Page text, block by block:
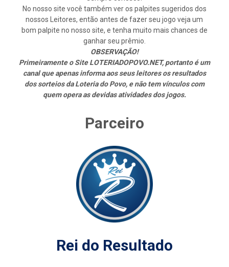
No nosso site você também ver os palpites sugeridos dos
nossos Leitores, então antes de fazer seu jogo veja um
bom palpite no nosso site, e tenha muito mais chances de
ganhar seu prêmio.
OBSERVAÇÃO!
Primeiramente o Site LOTERIADOPOVO.NET, portanto é um
canal que apenas informa aos seus leitores os resultados
dos sorteios da Loteria do Povo, e não tem vínculos com
quem opera as devidas atividades dos jogos.
Parceiro
Rei do Resultado